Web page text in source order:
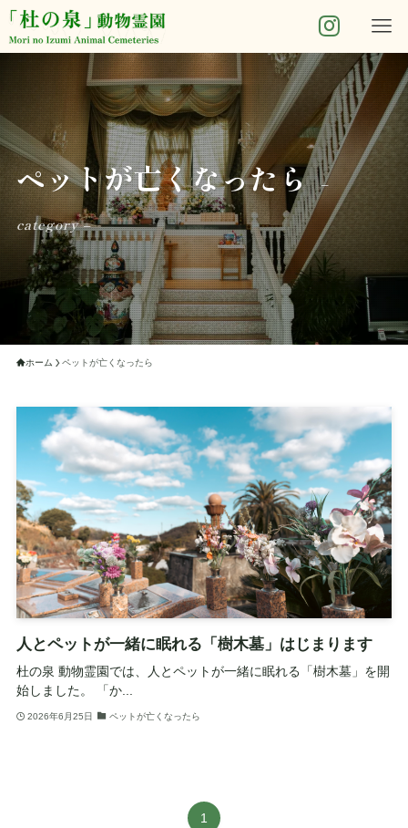
ペットが亡くなったら –
category –
ホーム ペットが亡くなったら
人とペットが一緒に眠れる「樹木墓」はじまります
杜の泉 動物霊園では、人とペットが一緒に眠れる「樹木墓」を開
始しました。 「か...
2026年6月25日 ペットが亡くなったら
1